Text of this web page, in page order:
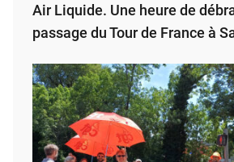
Air Liquide. Une heure de
passage du Tour de France à